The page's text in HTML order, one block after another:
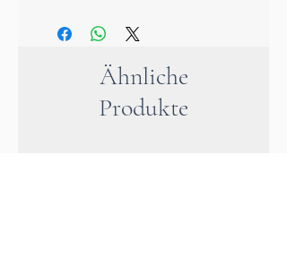
Klarheit und inneren Stärke
Mit seinem warmen, goldenen
Glanz bringt der Pyrit Licht,
Helligkeit und eine kraftvolle
Ähnliche
Produkte